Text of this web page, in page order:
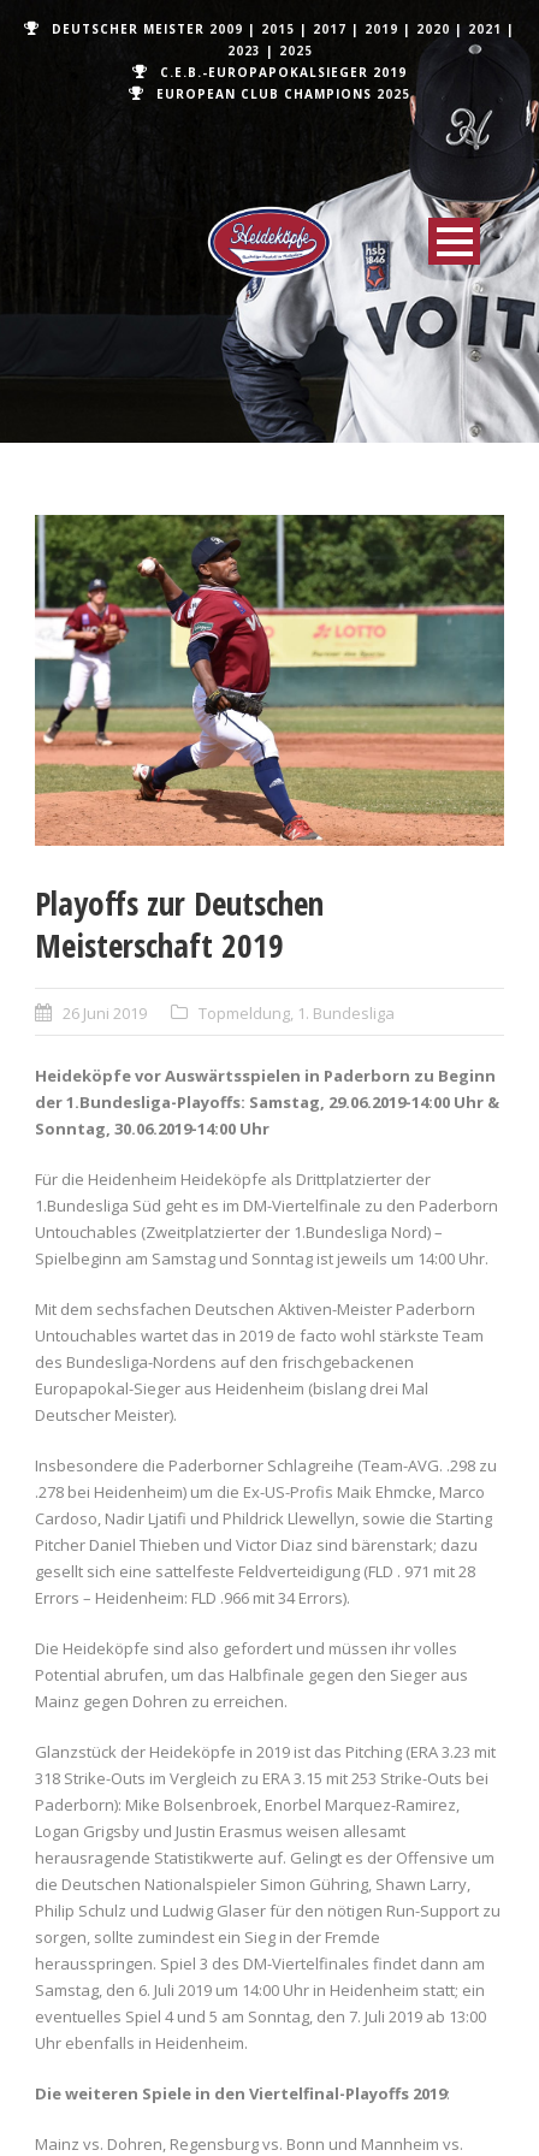
DEUTSCHER MEISTER 2009 | 2015 | 2017 | 2019 | 2020 | 2021 |
2023 | 2025
C.E.B.-EUROPAPOKALSIEGER 2019
EUROPEAN CLUB CHAMPIONS 2025
Playoffs zur Deutschen
Meisterschaft 2019
26 Juni 2019 Topmeldung, 1. Bundesliga
Heideköpfe vor Auswärtsspielen in Paderborn zu Beginn
der 1.Bundesliga-Playoffs: Samstag, 29.06.2019-14:00 Uhr &
Sonntag, 30.06.2019-14:00 Uhr
Für die Heidenheim Heideköpfe als Drittplatzierter der
1.Bundesliga Süd geht es im DM-Viertelfinale zu den Paderborn
Untouchables (Zweitplatzierter der 1.Bundesliga Nord) –
Spielbeginn am Samstag und Sonntag ist jeweils um 14:00 Uhr.
Mit dem sechsfachen Deutschen Aktiven-Meister Paderborn
Untouchables wartet das in 2019 de facto wohl stärkste Team
des Bundesliga-Nordens auf den frischgebackenen
Europapokal-Sieger aus Heidenheim (bislang drei Mal
Deutscher Meister).
Insbesondere die Paderborner Schlagreihe (Team-AVG. .298 zu
.278 bei Heidenheim) um die Ex-US-Profis Maik Ehmcke, Marco
Cardoso, Nadir Ljatifi und Phildrick Llewellyn, sowie die Starting
Pitcher Daniel Thieben und Victor Diaz sind bärenstark; dazu
gesellt sich eine sattelfeste Feldverteidigung (FLD . 971 mit 28
Errors – Heidenheim: FLD .966 mit 34 Errors).
Die Heideköpfe sind also gefordert und müssen ihr volles
Potential abrufen, um das Halbfinale gegen den Sieger aus
Mainz gegen Dohren zu erreichen.
Glanzstück der Heideköpfe in 2019 ist das Pitching (ERA 3.23 mit
318 Strike-Outs im Vergleich zu ERA 3.15 mit 253 Strike-Outs bei
Paderborn): Mike Bolsenbroek, Enorbel Marquez-Ramirez,
Logan Grigsby und Justin Erasmus weisen allesamt
herausragende Statistikwerte auf. Gelingt es der Offensive um
die Deutschen Nationalspieler Simon Gühring, Shawn Larry,
Philip Schulz und Ludwig Glaser für den nötigen Run-Support zu
sorgen, sollte zumindest ein Sieg in der Fremde
herausspringen. Spiel 3 des DM-Viertelfinales findet dann am
Samstag, den 6. Juli 2019 um 14:00 Uhr in Heidenheim statt; ein
eventuelles Spiel 4 und 5 am Sonntag, den 7. Juli 2019 ab 13:00
Uhr ebenfalls in Heidenheim.
Die weiteren Spiele in den Viertelfinal-Playoffs 2019:
Mainz vs. Dohren, Regensburg vs. Bonn und Mannheim vs.